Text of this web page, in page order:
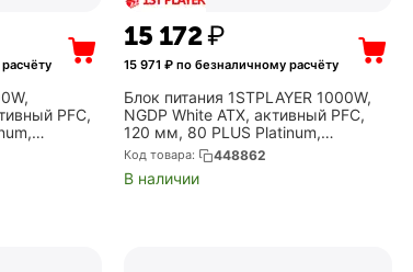
PFC,
15 172₽
15 971 ₽ по безналичному расчёту
Блок питания 1STPLAYER 1000W,
NGDP White ATX, активный PFC,
120 мм, 80 PLUS Platinum,
модульные кабели (HA-1000BA3-
WH)
Код товара: 448862
В наличии